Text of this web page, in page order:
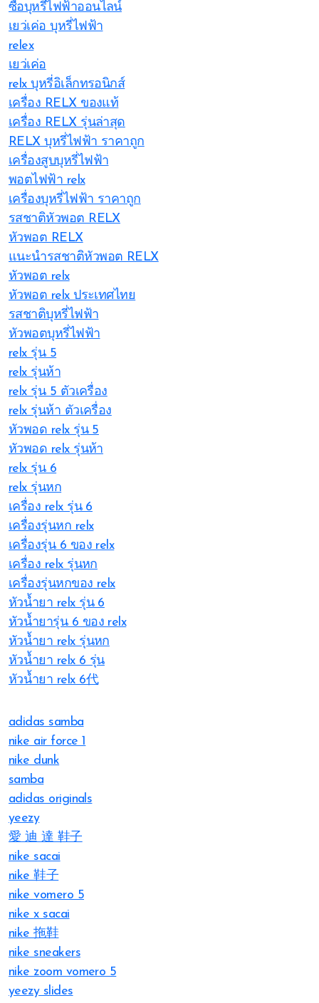
ซื้อบุหรี่ไฟฟ้าออนไลน์
เยว่เค่อ บุหรี่ไฟฟ้า
relex
เยว่เค่อ
relx บุหรี่อิเล็กทรอนิกส์
เครื่อง RELX ของแท้
เครื่อง RELX รุ่นล่าสุด
RELX บุหรี่ไฟฟ้า ราคาถูก
เครื่องสูบบุหรี่ไฟฟ้า
พอตไฟฟ้า relx
เครื่องบุหรี่ไฟฟ้า ราคาถูก
รสชาติหัวพอต RELX
หัวพอต RELX
แนะนำรสชาติหัวพอต RELX
หัวพอต relx
หัวพอต relx ประเทศไทย
รสชาติบุหรี่ไฟฟ้า
หัวพอตบุหรี่ไฟฟ้า
relx รุ่น 5
relx รุ่นห้า
relx รุ่น 5 ตัวเครื่อง
relx รุ่นห้า ตัวเครื่อง
หัวพอด relx รุ่น 5
หัวพอด relx รุ่นห้า
relx รุ่น 6
relx รุ่นหก
เครื่อง relx รุ่น 6
เครื่องรุ่นหก relx
เครื่องรุ่น 6 ของ relx
เครื่อง relx รุ่นหก
เครื่องรุ่นหกของ relx
หัวน้ำยา relx รุ่น 6
หัวน้ำยารุ่น 6 ของ relx
หัวน้ำยา relx รุ่นหก
หัวน้ำยา relx 6 รุ่น
หัวน้ำยา relx 6代
adidas samba
nike air force 1
nike dunk
samba
adidas originals
yeezy
愛 迪 達 鞋子
nike sacai
nike 鞋子
nike vomero 5
nike x sacai
nike 拖鞋
nike sneakers
nike zoom vomero 5
yeezy slides